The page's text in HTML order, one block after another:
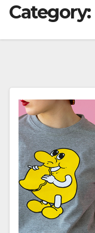
Category: